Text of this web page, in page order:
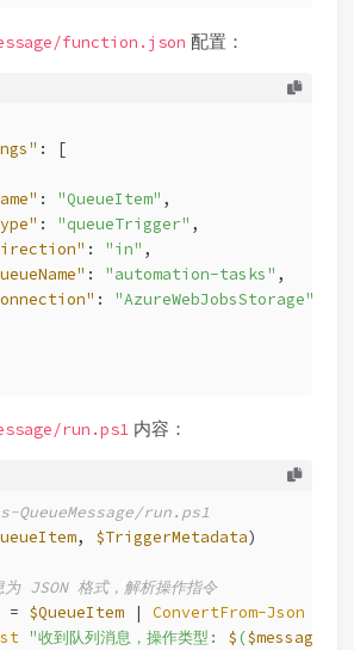
function.json 配置：
:
[
: "QueueItem" ,
: "queueTrigger" ,
: "in" ,
: "automation-tasks" ,
:
"AzureWebJobsStorage"
run.ps1 内容：
QueueMessage/run.ps1
, $TriggerMetadata)
JSON 格式，解析操作指令
= $QueueItem | ConvertFrom-Json
"收到队列消息，操作类型: $ ($message